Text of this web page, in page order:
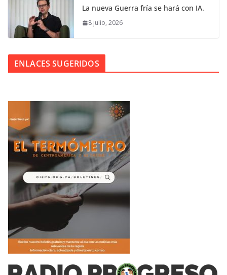
La nueva Guerra fría se hará con IA.
8 julio, 2026
ENLACES SUGERIDOS